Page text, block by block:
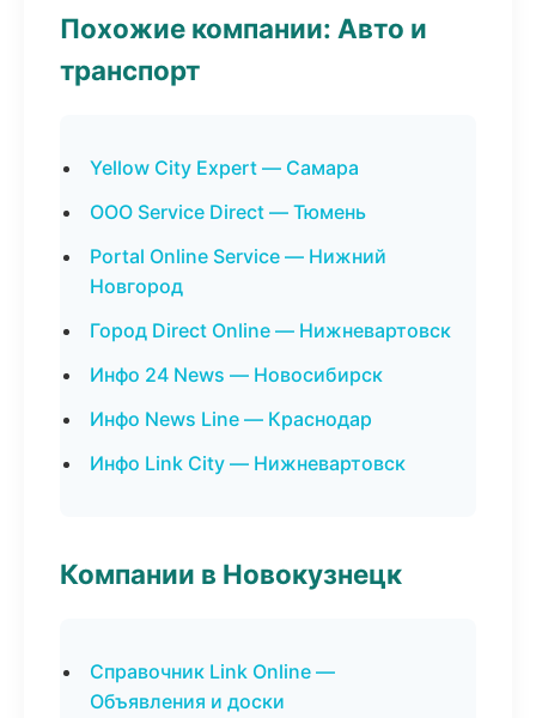
Похожие компании: Авто и
транспорт
Yellow City Expert — Самара
ООО Service Direct — Тюмень
Portal Online Service — Нижний
Новгород
Город Direct Online — Нижневартовск
Инфо 24 News — Новосибирск
Инфо News Line — Краснодар
Инфо Link City — Нижневартовск
Компании в Новокузнецк
Справочник Link Online —
Объявления и доски